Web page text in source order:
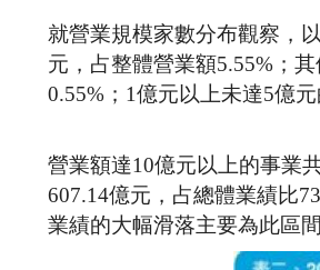
就營業規模家數分布觀察，
元，占整體營業額5.55%；
0.55%；1億元以上未達5億
營業額達10億元以上的事業
607.14億元，占總體業績比
業績的大幅滑落主要為此區